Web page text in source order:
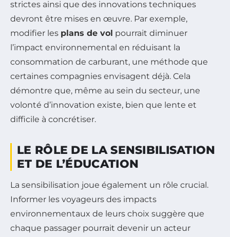
strictes ainsi que des innovations techniques
devront être mises en œuvre. Par exemple,
modifier les plans de vol pourrait diminuer
l’impact environnemental en réduisant la
consommation de carburant, une méthode que
certaines compagnies envisagent déjà. Cela
démontre que, même au sein du secteur, une
volonté d’innovation existe, bien que lente et
difficile à concrétiser.
LE RÔLE DE LA SENSIBILISATION
ET DE L’ÉDUCATION
La sensibilisation joue également un rôle crucial.
Informer les voyageurs des impacts
environnementaux de leurs choix suggère que
chaque passager pourrait devenir un acteur